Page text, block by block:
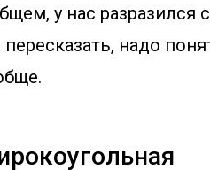
у нас
пересказать, надо